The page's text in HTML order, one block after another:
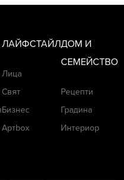
ЛАЙФСТАЙЛ
Лица
Свят
Бизнес
Артbox
ДОМ И
СЕМЕЙСТВО
Рецепти
Градина
Интериор